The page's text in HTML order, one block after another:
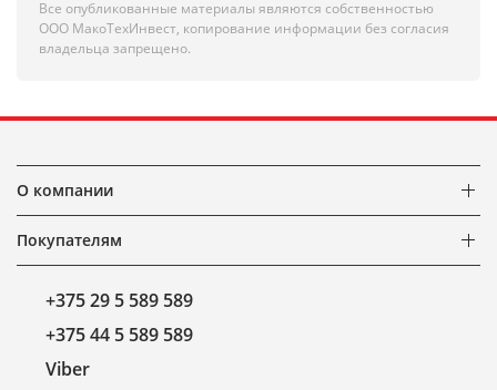
Все опубликованные материалы являются собственностью
ООО МакоТехИнвест, копирование информации без согласия
владельца запрещено.
О компании
Покупателям
+375 29 5 589 589
+375 44 5 589 589
Viber